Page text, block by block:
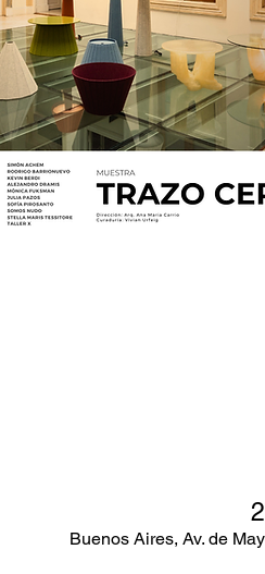
Buenos Aires, Av. de